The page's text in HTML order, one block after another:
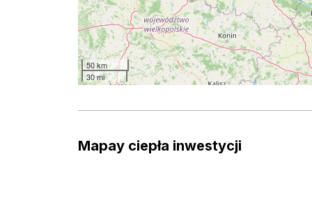
50 km
30 mi
Mapay ciepła inwestycji